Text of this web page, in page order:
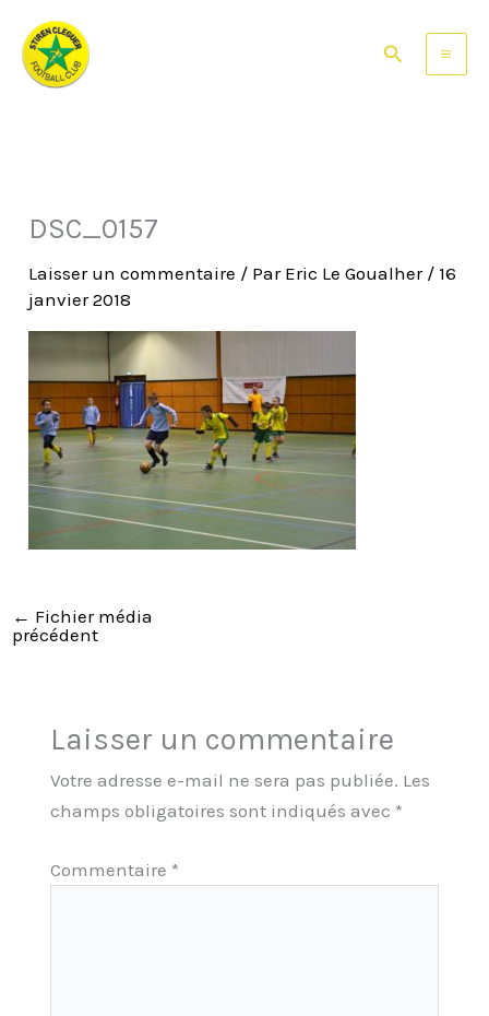
contenu
Rechercher
DSC_0157
Laisser un commentaire / Par Eric Le Goualher / 16
janvier 2018
← Fichier média
précédent
Laisser un commentaire
Votre adresse e-mail ne sera pas publiée. Les
champs obligatoires sont indiqués avec *
Commentaire *